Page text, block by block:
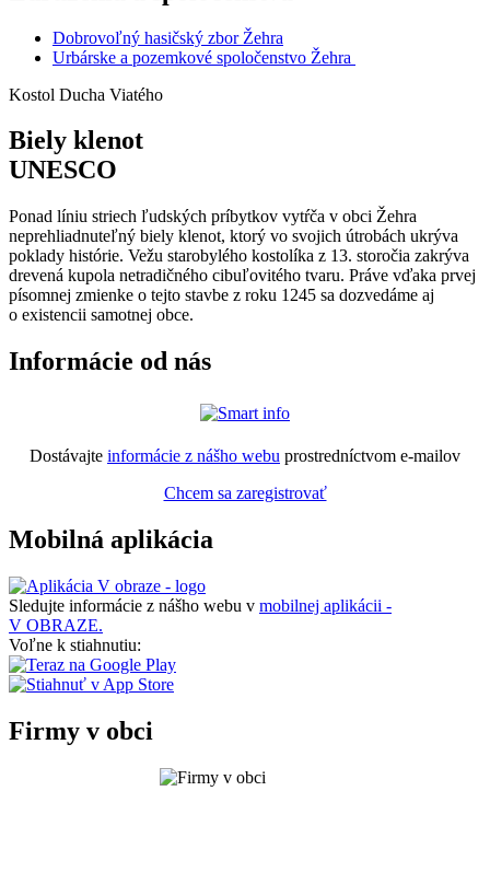
Dobrovoľný hasičský zbor Žehra
Urbárske a pozemkové spoločenstvo Žehra
Kostol Ducha Viatého
Biely klenot
UNESCO
Ponad líniu striech ľudských príbytkov vytŕča v obci Žehra
neprehliadnuteľný biely klenot, ktorý vo svojich útrobách ukrýva
poklady histórie. Vežu starobylého kostolíka z 13. storočia zakrýva
drevená kupola netradičného cibuľovitého tvaru. Práve vďaka prvej
písomnej zmienke o tejto stavbe z roku 1245 sa dozvedáme aj
o existencii samotnej obce.
Informácie od nás
Dostávajte informácie z nášho webu prostredníctvom e-mailov
Chcem sa zaregistrovať
Mobilná aplikácia
Sledujte informácie z nášho webu v mobilnej aplikácii -
V OBRAZE.
Voľne k stiahnutiu:
Firmy v obci